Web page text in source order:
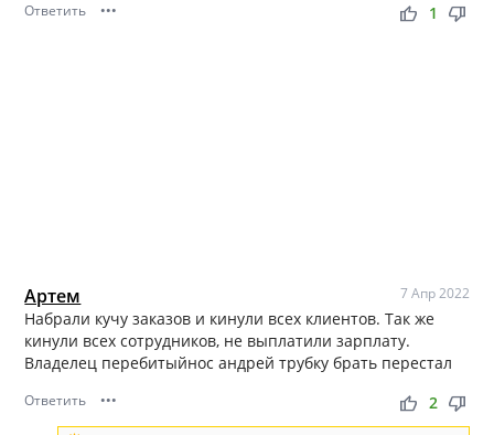
Ответить ••• thumb_up thumb_down
1
Артем 7 Апр 2022
Набрали кучу заказов и кинули всех клиентов. Так же
кинули всех сотрудников, не выплатили зарплату.
Владелец перебитыйнос андрей трубку брать перестал
Ответить ••• thumb_up thumb_down
2